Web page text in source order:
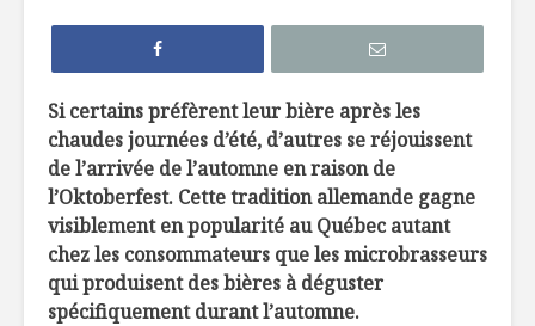
Si certains préfèrent leur bière après les
chaudes journées d’été, d’autres se réjouissent
de l’arrivée de l’automne en raison de
l’Oktoberfest. Cette tradition allemande gagne
visiblement en popularité au Québec autant
chez les consommateurs que les microbrasseurs
qui produisent des bières à déguster
spécifiquement durant l’automne.
meilleures
Québec à
découvrir !
Osez les flambés !
pour les
Belles